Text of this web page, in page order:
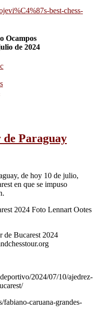
best-chess-
Ocampos
de 2024
Paraguay
de hoy 10 de julio,
en que se impuso
de Bucarest 2024
2024/07/10/ajedrez-